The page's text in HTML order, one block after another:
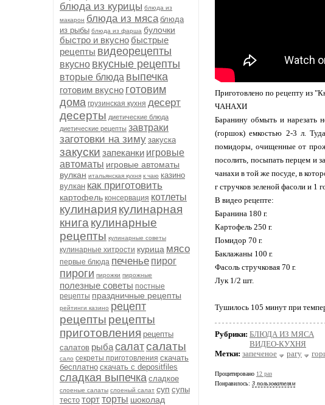
блюда из курицы блюда из
макарон блюда из мяса блюда
из рыбы блюда из фарша булочки
быстро и вкусно быстрые
рецепты видеорецепты
вкусно вкусные рецепты
вторые блюда выпечка
готовим вкусно готовим
дома грузинская кухня десерт
десерты диетические блюда
диетические рецепты завтраки
заготовки на зиму закуска
закуски запеканки игровые
автоматы игровые автоматы
вулкан итальянская кухня к чаю казино
вулкан как приготовить
картофель консервация котлеты
кулинария кулинарная
книга кулинарные
рецепты кулинарные советы
кулинарные хитрости курица мясо
первые блюда печенье пирог
пироги пирожки пирожные
полезные советы постные
рецепты праздничные рецепты
рейтинги казино рецепт
рецепты рецепты
приготовления рецепты
салатов рыбасалатсалаты
сало секреты приготовления скачать
бесплатно скачать с depositfiles
сладкая выпечка сладкое
слоеные салаты слоеный салат суп супы
тесто тортторты шоколад
Приготовлено по рецепту из
ЧАНАХИ
Баранину обмыть и нарезать
(горшок) емкостью 2-3 л.
помидоры, очищенные от
посолить, посыпать перцем и
чанахи в той же посуде, в
г стручков зеленой фасоли и 1
В видео рецепте:
Баранина 180 г.
Картофель 250 г.
Помидор 70 г.
Баклажаны 100 г.
Фасоль стручковая 70 г.
Лук 1/2 шт.
Тушилось 105 минут при
Рубрики: БЛЮДА ИЗ МЯСА
ВИДЕО-КУХНЯ
Метки: запеченое рагу
Процитировано 12 раз
Понравилось: 3 пользователям